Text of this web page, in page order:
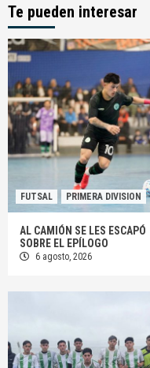
Te pueden interesar
FUTSAL PRIMERA DIVISION
AL CAMIÓN SE LES ESCAPÓ
SOBRE EL EPÍLOGO
6 agosto, 2026